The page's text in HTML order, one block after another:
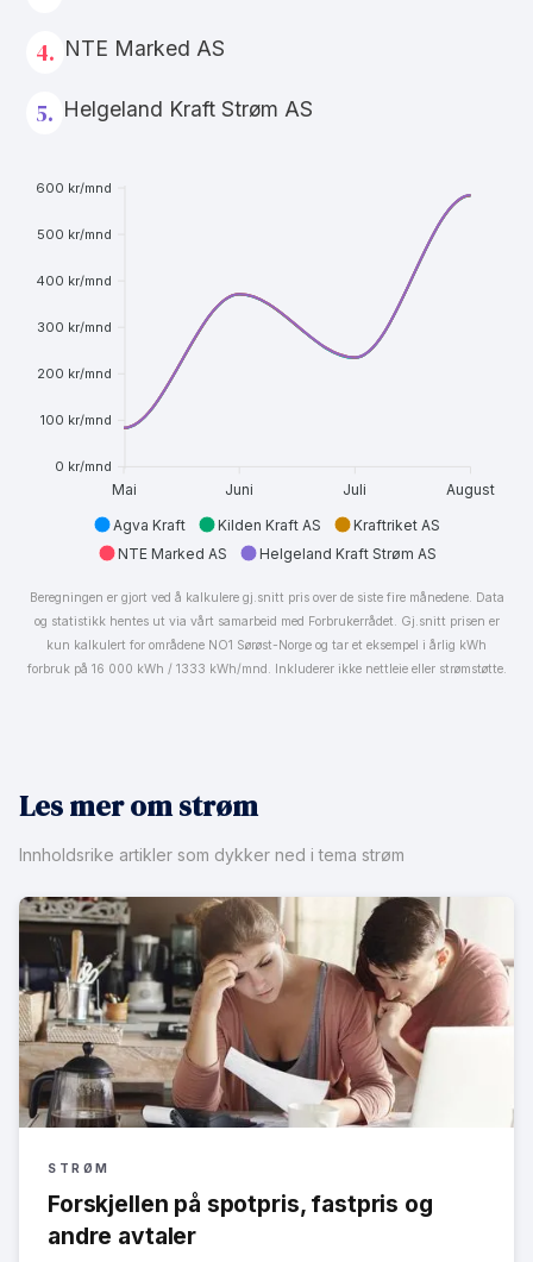
4. NTE Marked AS
5. Helgeland Kraft Strøm AS
600 kr/mnd
500 kr/mnd
400 kr/mnd
300 kr/mnd
200 kr/mnd
100 kr/mnd
0 kr/mnd
Mai Juni Juli August
Agva Kraft Kilden Kraft AS
Kraftriket AS
NTE Marked AS
Helgeland Kraft Strøm AS
Beregningen er gjort ved å kalkulere gj.snitt pris over de siste fire månedene. Data
og statistikk hentes ut via vårt samarbeid med Forbrukerrådet. Gj.snitt prisen er
kun kalkulert for områdene NO1 Sørøst-Norge og tar et eksempel i årlig kWh
forbruk på 16 000 kWh / 1333 kWh/mnd. Inkluderer ikke nettleie eller strømstøtte.
Les mer om strøm
Innholdsrike artikler som dykker ned i tema strøm
STRØM
Forskjellen på spotpris, fastpris og
andre avtaler